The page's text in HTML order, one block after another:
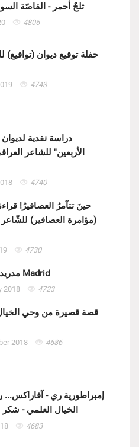
ثلجٌ أحمر - القاصّة
4806
حفلة توقيع ديوان (تواقيع)
4743
دراسة نقدية
الأربعين" للشاعر
4740
حينَ تتآمرُ العصافيرُ!
(مؤامرة العصافير)
4730
مدريد .. تاريخ وجمال Madrid
2018 4723
قصة قصيرة من وحي الخيال
2018 4686
إمبراطورية ري - آفاراكس...
الخيال العلمي -
4683